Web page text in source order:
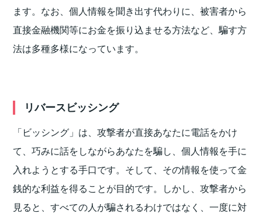
ます。なお、個人情報を聞き出す代わりに、被害者から
直接金融機関等にお金を振り込ませる方法など、騙す方
法は多種多様になっています。
リバースビッシング
「ビッシング」は、攻撃者が直接あなたに電話をかけ
て、巧みに話をしながらあなたを騙し、個人情報を手に
入れようとする手口です。そして、その情報を使って金
銭的な利益を得ることが目的です。しかし、攻撃者から
見ると、すべての人が騙されるわけではなく、一度に対